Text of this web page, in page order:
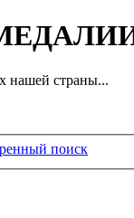
нашей страны...
поиск